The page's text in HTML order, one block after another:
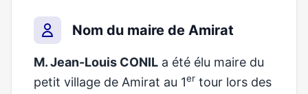
Nom du maire de Amirat
M. Jean-Louis CONIL a été élu maire du
petit village de Amirat au 1er tour lors des